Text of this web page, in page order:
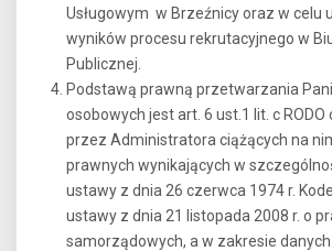
Usługowym w Brzeźnicy oraz w celu
wyników procesu rekrutacyjnego w
Publicznej.
Podstawą prawną przetwarzania
osobowych jest art. 6 ust.1 lit. c RODO
przez Administratora ciążących na
prawnych wynikających w
ustawy z dnia 26 czerwca 1974 r.
ustawy z dnia 21 listopada 2008 r. o
samorządowych, a w zakresie